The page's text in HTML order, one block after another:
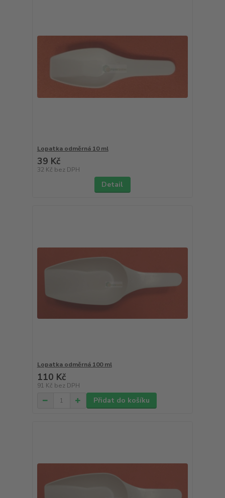
Lopatka odměrná 10 ml
39 Kč
32 Kč bez DPH
Detail
Lopatka odměrná 100 ml
110 Kč
91 Kč bez DPH
Přidat do košíku